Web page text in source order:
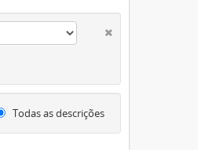
Todas as descrições